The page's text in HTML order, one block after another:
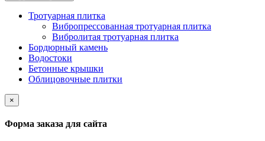
Тротуарная плитка
Вибропрессованная тротуарная плитка
Вибролитая тротуарная плитка
Бордюрный камень
Водостоки
Бетонные крышки
Облицовочные плитки
×
Форма заказа для сайта